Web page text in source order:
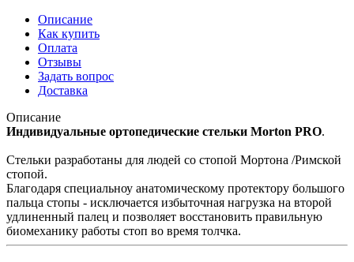
Описание
Как купить
Оплата
Отзывы
Задать вопрос
Доставка
Описание
Индивидуальные ортопедические стельки Morton PRO.
Стельки разработаны для людей со стопой Мортона /Римской
стопой.
Благодаря специальноу анатомическому протектору большого
пальца стопы - исключается избыточная нагрузка на второй
удлиненный палец и позволяет восстановить правильную
биомеханику работы стоп во время толчка.